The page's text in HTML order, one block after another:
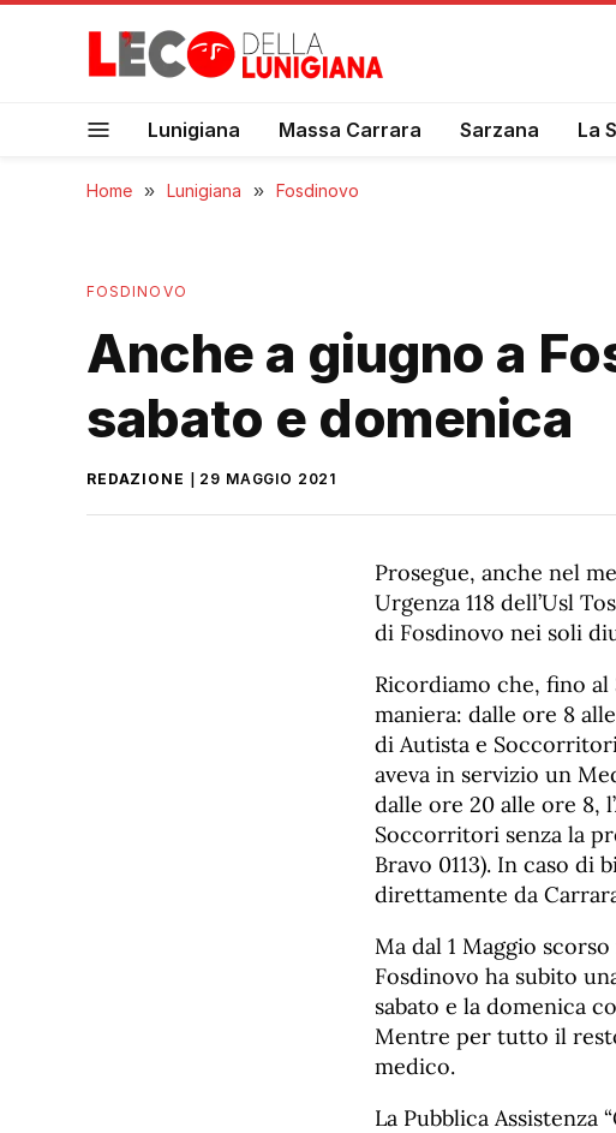
Lunigiana Massa Carrara Sarzana La
Home » Lunigiana » Fosdinovo
FOSDINOVO
Anche a giugno a
sabato e domenica
REDAZIONE 29 MAGGIO 2021
Prosegue, anche nel
Urgenza 118 dell’Usl
di Fosdinovo nei soli
Ricordiamo che, fino
maniera: dalle ore 8
di Autista e
aveva in servizio un
dalle ore 20 alle ore 8,
Soccorritori senza la
Bravo 0113). In caso
direttamente da
Ma dal 1 Maggio
Fosdinovo ha subito
sabato e la domenica
Mentre per tutto il
medico.
La Pubblica Assistenza